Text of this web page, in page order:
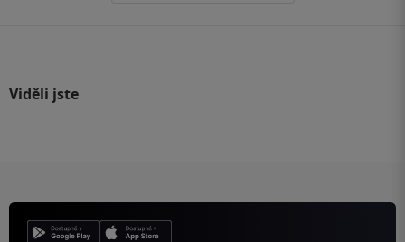
Viděli jste